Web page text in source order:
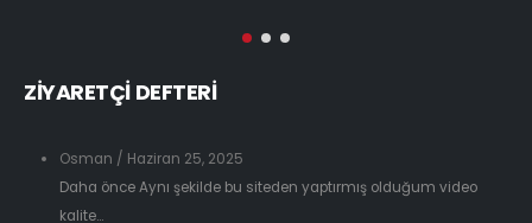
ZİYARETÇİ DEFTERİ
Osman / Haziran 25, 2025
Daha önce Aynı şekilde bu siteden yaptırmış olduğum video
kalite...